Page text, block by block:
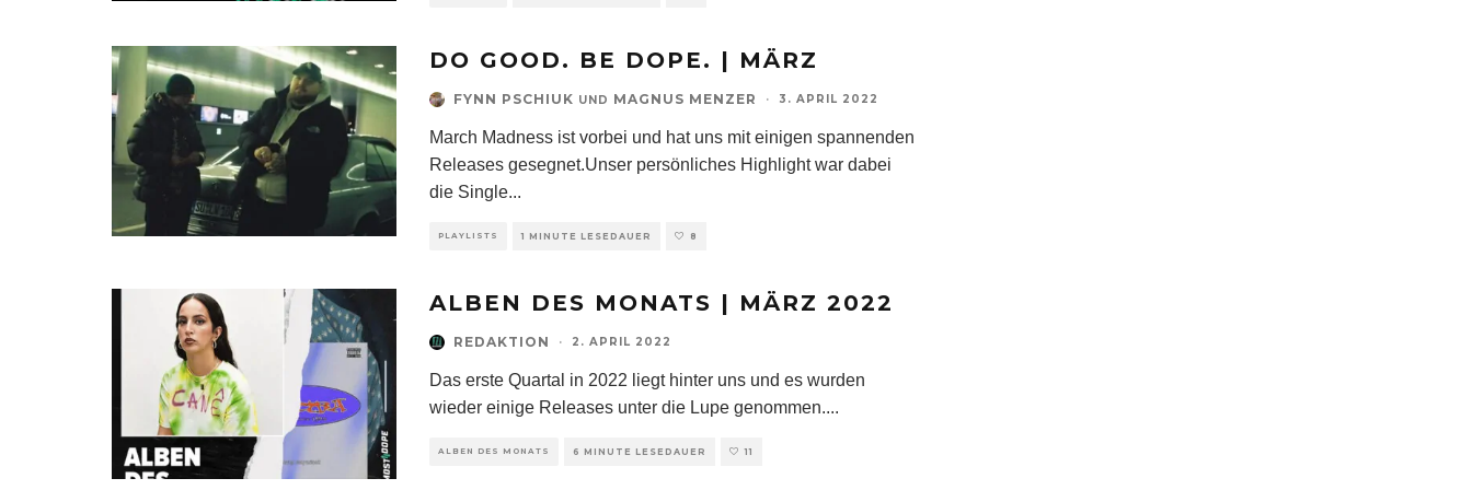
DO GOOD. BE DOPE. | MÄRZ
FYNN PSCHIUK UND MAGNUS MENZER · 3. APRIL 2022
March Madness ist vorbei und hat uns mit einigen spannenden
Releases gesegnet.Unser persönliches Highlight war dabei
die Single...
PLAYLISTS 1 MINUTE LESEDAUER 8
ALBEN DES MONATS | MÄRZ 2022
REDAKTION · 2. APRIL 2022
Das erste Quartal in 2022 liegt hinter uns und es wurden
wieder einige Releases unter die Lupe genommen....
ALBEN DES MONATS 6 MINUTE LESEDAUER 11